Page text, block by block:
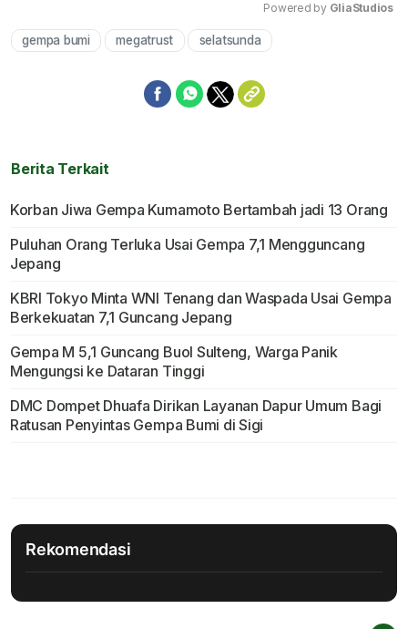
Powered by GliaStudios
gempa bumi megatrust selatsunda
Berita Terkait
Korban Jiwa Gempa Kumamoto Bertambah jadi 13 Orang
Puluhan Orang Terluka Usai Gempa 7,1 Mengguncang
Jepang
KBRI Tokyo Minta WNI Tenang dan Waspada Usai Gempa
Berkekuatan 7,1 Guncang Jepang
Gempa M 5,1 Guncang Buol Sulteng, Warga Panik
Mengungsi ke Dataran Tinggi
DMC Dompet Dhuafa Dirikan Layanan Dapur Umum Bagi
Ratusan Penyintas Gempa Bumi di Sigi
Rekomendasi